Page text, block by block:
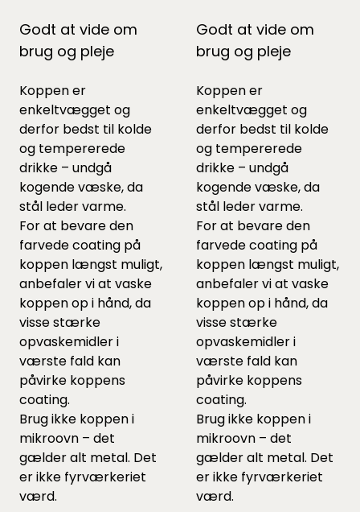
Godt at vide om
brug og pleje
Koppen er
enkeltvægget og
derfor bedst til kolde
og tempererede
drikke – undgå
kogende væske, da
stål leder varme.
For at bevare den
farvede coating på
koppen længst muligt,
anbefaler vi at vaske
koppen op i hånd, da
visse stærke
opvaskemidler i
værste fald kan
påvirke koppens
coating.
Brug ikke koppen i
mikroovn – det
gælder alt metal. Det
er ikke fyrværkeriet
værd.
Godt at vide om
brug og pleje
Koppen er
enkeltvægget og
derfor bedst til kolde
og tempererede
drikke – undgå
kogende væske, da
stål leder varme.
For at bevare den
farvede coating på
koppen længst muligt,
anbefaler vi at vaske
koppen op i hånd, da
visse stærke
opvaskemidler i
værste fald kan
påvirke koppens
coating.
Brug ikke koppen i
mikroovn – det
gælder alt metal. Det
er ikke fyrværkeriet
værd.